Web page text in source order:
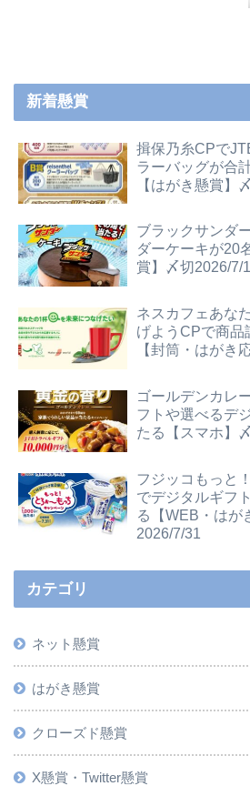
新着懸賞
揖保乃糸CPで
ラーバッグが合
【はがき懸賞】
ブラックサンダ
ダーケーキが20
賞】〆切2026/7/
ネスカフェあな
げようCPで商品
【封筒・はがき
ゴールデンカレ
フトや選べるデ
たる【スマホ】
フジッコもっと
でデジタルギフ
る【WEB・はが
2026/7/31
カテゴリ
ネット懸賞
はがき懸賞
クローズド懸賞
X懸賞・Twitter懸賞